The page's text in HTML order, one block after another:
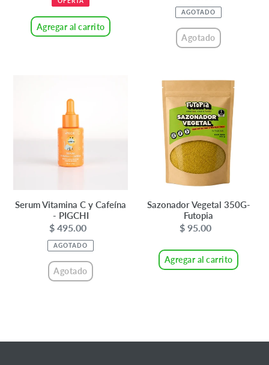
Agregar al carrito
habitual
AGOTADO
Agotado
Serum Vitamina C y Cafeína
- PIGCHI
Precio
habitual
$ 495.00
AGOTADO
Agotado
Sazonador
Vegetal
350G-
Futopia
Sazonador Vegetal 350G-
Futopia
Precio
$ 95.00
Agregar al carrito